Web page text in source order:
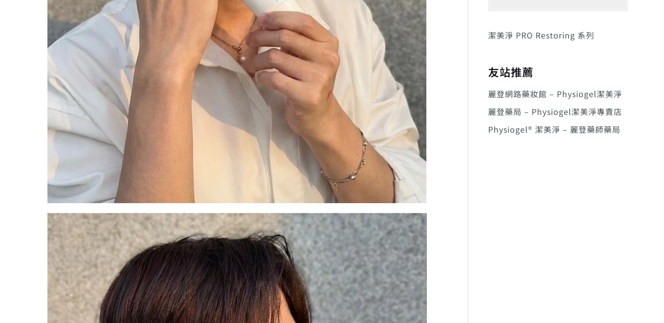
潔美淨 PRO Restoring 系列
友站推薦
麗登網路藥妝館 – Physiogel潔美淨
麗登藥局 – Physiogel潔美淨專賣店
Physiogel® 潔美淨 – 麗登藥師藥局